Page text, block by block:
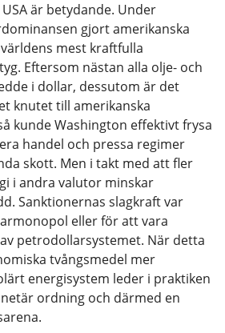
är betydande. Under
gjort amerikanska
mest kraftfulla
Eftersom nästan alla olje- och
i dollar, dessutom är det
knutet till amerikanska
kunde Washington effektivt frysa
handel och pressa regimer
skott. Men i takt med att fler
i andra valutor minskar
Sanktionernas slagkraft var
eller för att vara
petrodollarsystemet. När detta
tvångsmedel mer
energisystem leder i praktiken
ordning och därmed en